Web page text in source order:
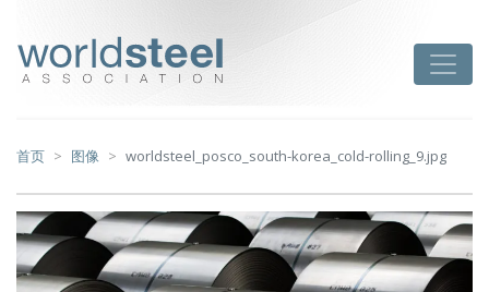
首页 图像 worldsteel_posco_south-korea_cold-rolling_9.jpg